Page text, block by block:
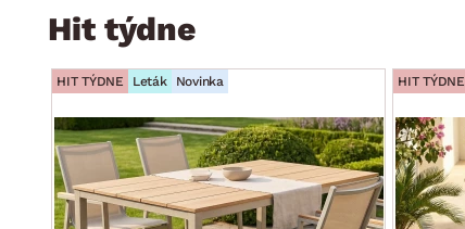
Hit týdne
HIT TÝDNE Leták Novinka HIT TÝDNE